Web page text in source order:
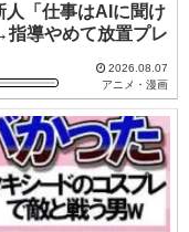
人「仕事はAIに聞け
導やめて放置プレ
2026.08.07
アニメ・漫画